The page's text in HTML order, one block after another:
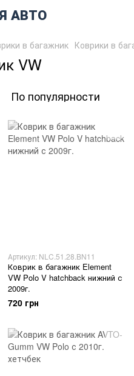
АВТО
в багажник Коврики в
VW
По популярности
Артикул: NLC.51.28.BN11
Коврик в багажник Element
VW Polo V hatchback нижний с
2009г.
720 грн